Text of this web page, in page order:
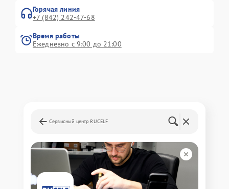
Горячая линия
+7 (842) 242-47-68
Время работы
Ежедневно с 9:00 до 21:00
Сервисный центр RUCELF